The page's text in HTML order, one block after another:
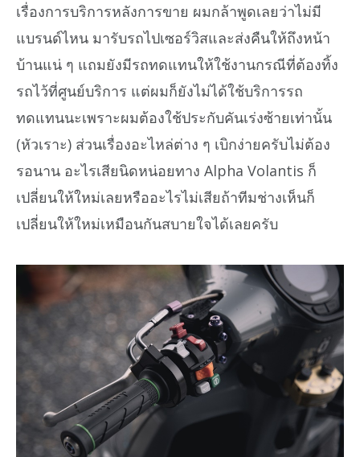
เรื่องการบริการหลังการขาย ผมกล้าพูดเลยว่าไม่มี
แบรนด์ไหน มารับรถไปเซอร์วิสและส่งคืนให้ถึงหน้า
บ้านแน่ ๆ แถมยังมีรถทดแทนให้ใช้งานกรณีที่ต้องทิ้ง
รถไว้ที่ศูนย์บริการ แต่ผมก็ยังไม่ได้ใช้บริการรถ
ทดแทนนะเพราะผมต้องใช้ประกับคันเร่งซ้ายเท่านั้น
(หัวเราะ) ส่วนเรื่องอะไหล่ต่าง ๆ เบิกง่ายครับไม่ต้อง
รอนาน อะไรเสียนิดหน่อยทาง Alpha Volantis ก็
เปลี่ยนให้ใหม่เลยหรืออะไรไม่เสียถ้าทีมช่างเห็นก็
เปลี่ยนให้ใหม่เหมือนกันสบายใจได้เลยครับ